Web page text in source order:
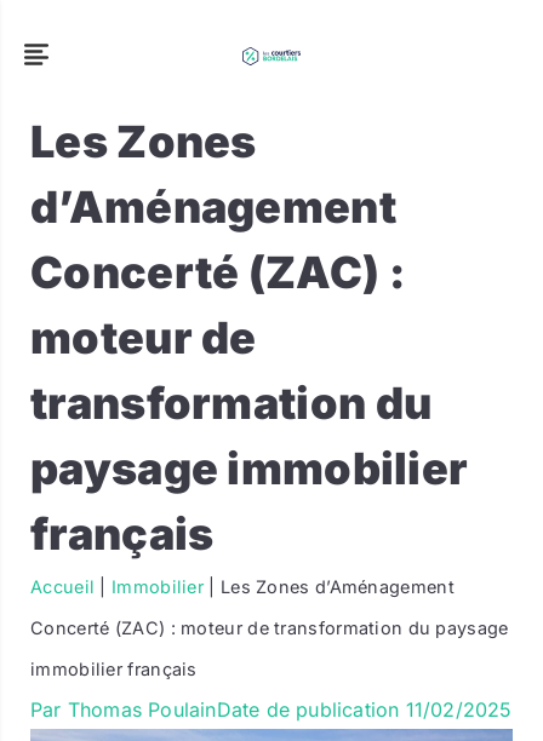
Les Zones
d’Aménagement
Concerté (ZAC) :
moteur de
transformation du
paysage immobilier
français
Accueil Immobilier| Les Zones d’Aménagement
Concerté (ZAC) : moteur de transformation du paysage
immobilier français
Par Thomas PoulainDate de publication 11/02/2025